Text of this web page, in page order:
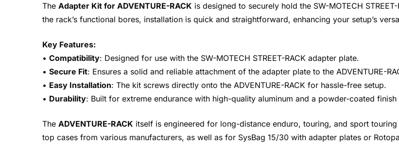
The Adapter Kit for ADVENTURE-RACK is designed to securely hold the SW-MOTECH
the rack’s functional bores, installation is quick and straightforward, enhancing your setup’s
Key Features:
• Compatibility: Designed for use with the SW-MOTECH STREET-RACK adapter plate.
• Secure Fit: Ensures a solid and reliable attachment of the adapter plate to the ADVENTURE-
• Easy Installation: The kit screws directly onto the ADVENTURE-RACK for hassle-free setup.
• Durability: Built for extreme endurance with high-quality aluminum and a powder-coated
The ADVENTURE-RACK itself is engineered for long-distance enduro, touring, and sport
top cases from various manufacturers, as well as for SysBag 15/30 with adapter plates or